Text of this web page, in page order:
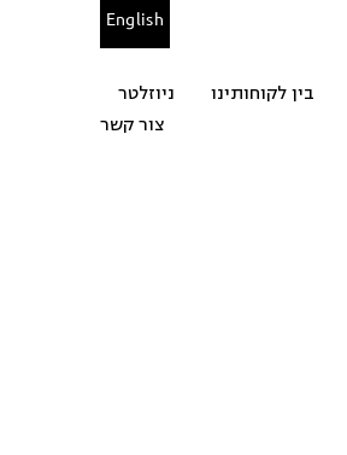
English
בין לקוחותינו
ניוזלטר
צור קשר